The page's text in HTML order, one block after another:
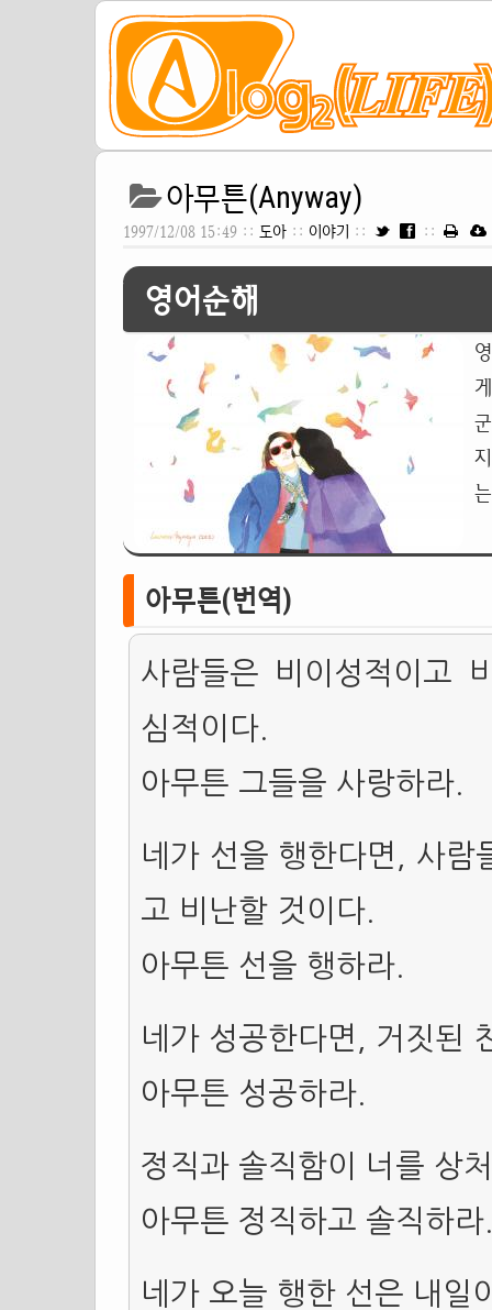
아무튼(Anyway)
1997/12/08 15:49 :: 도아 :: 이야기 :: ::
영어순해
아무튼(번역)
사람들은 비이성적이고
심적이다.
아무튼 그들을 사랑하라.
네가 선을 행한다면, 사람
고 비난할 것이다.
아무튼 선을 행하라.
네가 성공한다면, 거짓된
아무튼 성공하라.
정직과 솔직함이 너를 상
아무튼 정직하고 솔직하라
네가 오늘 행한 선은 내일